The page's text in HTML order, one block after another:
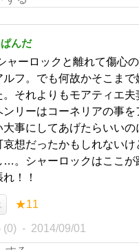
んだ
ャーロックと離れて傷心
ルフ。でも何故かそこまで
。それよりもモアティエ
ンリーはコーネリアの事を
大事にしてあげたらいいの
哀想だったかもしれないけ
…。シャーロックはここが
！！
★11
(0) 2014/09/01